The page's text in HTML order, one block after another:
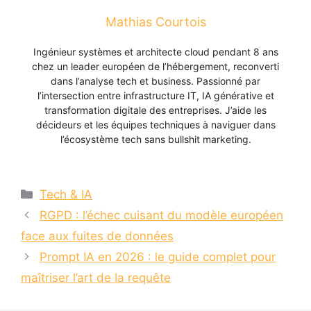
Mathias Courtois
Ingénieur systèmes et architecte cloud pendant 8 ans
chez un leader européen de l’hébergement, reconverti
dans l’analyse tech et business. Passionné par
l’intersection entre infrastructure IT, IA générative et
transformation digitale des entreprises. J’aide les
décideurs et les équipes techniques à naviguer dans
l’écosystème tech sans bullshit marketing.
Catégories
Tech & IA
RGPD : l’échec cuisant du modèle européen
face aux fuites de données
Prompt IA en 2026 : le guide complet pour
maîtriser l’art de la requête